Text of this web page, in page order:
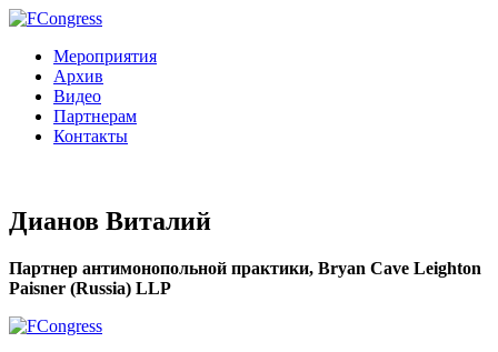
Мероприятия
Архив
Видео
Партнерам
Контакты
Дианов Виталий
Партнер антимонопольной практики, Bryan Cave Leighton
Paisner (Russia) LLP